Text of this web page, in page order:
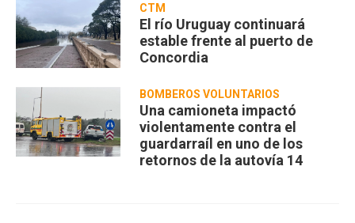
CTM
El río Uruguay continuará
estable frente al puerto de
Concordia
BOMBEROS VOLUNTARIOS
Una camioneta impactó
violentamente contra el
guardarraíl en uno de los
retornos de la autovía 14